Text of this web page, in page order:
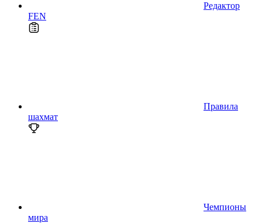
Редактор
FEN
Правила
шахмат
Чемпионы
мира